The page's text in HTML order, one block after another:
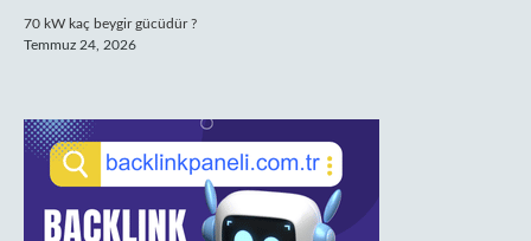
70 kW kaç beygir gücüdür ?
Temmuz 24, 2026